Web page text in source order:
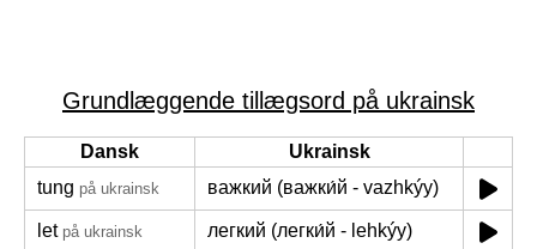
Grundlæggende tillægsord på ukrainsk
Dansk
Ukrainsk
tung på ukrainsk важкий (важки́й - vazhkýy)
let på ukrainsk легкий (легки́й - lehkýy)